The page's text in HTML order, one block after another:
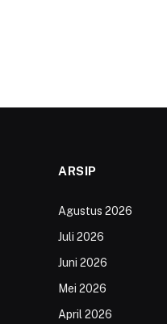
ARSIP
Agustus 2026
Juli 2026
Juni 2026
Mei 2026
April 2026